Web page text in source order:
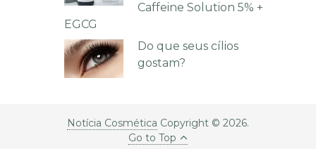
Caffeine Solution 5% +
EGCG
Do que seus cílios
gostam?
Notícia Cosmética Copyright © 2026.
Go to Top